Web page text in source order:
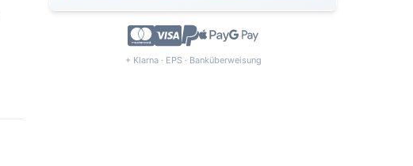
+ Klarna · EPS · Banküberweisung